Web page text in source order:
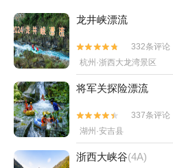
龙井峡漂流


332条评论
杭州·浙西大龙湾景区
将军关探险漂流


337条评论
湖州·安吉县
浙西大峡谷(4A)